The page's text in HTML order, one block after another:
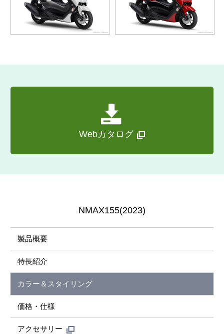
Webカタログ
NMAX155(2023)
製品概要
特長紹介
カラー＆スタイリング
価格・仕様
アクセサリー